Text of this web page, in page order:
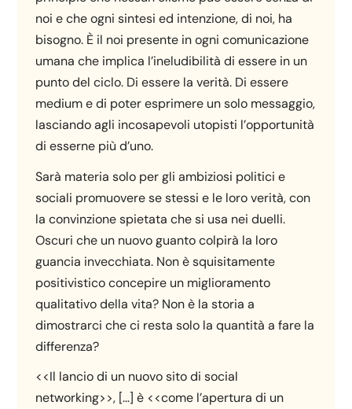
noi e che ogni sintesi ed intenzione, di noi, ha
bisogno. È il noi presente in ogni comunicazione
umana che implica l’ineludibilità di essere in un
punto del ciclo. Di essere la verità. Di essere
medium e di poter esprimere un solo messaggio,
lasciando agli incosapevoli utopisti l’opportunità
di esserne più d’uno.
Sarà materia solo per gli ambiziosi politici e
sociali promuovere se stessi e le loro verità, con
la convinzione spietata che si usa nei duelli.
Oscuri che un nuovo guanto colpirà la loro
guancia invecchiata. Non è squisitamente
positivistico concepire un miglioramento
qualitativo della vita? Non è la storia a
dimostrarci che ci resta solo la quantità a fare la
differenza?
<<Il lancio di un nuovo sito di social
networking>>, […] è <<come l’apertura di un